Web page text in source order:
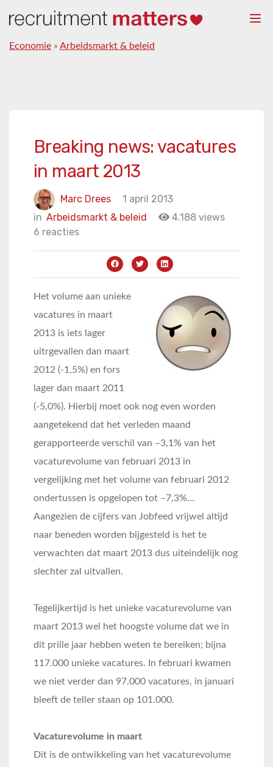
Economie » Arbeidsmarkt & beleid
Breaking news: vacatures
in maart 2013
Marc Drees
1 april 2013
in Arbeidsmarkt & beleid
4.188 views
6 reacties
Het volume aan unieke
vacatures in maart
2013 is iets lager
uitrgevallen dan maart
2012 (-1,5%) en fors
lager dan maart 2011
(-5,0%). Hierbij moet ook nog even worden
aangetekend dat het verleden maand
gerapporteerde verschil van –3,1% van het
vacaturevolume van februari 2013 in
vergelijking met het volume van februari 2012
ondertussen is opgelopen tot –7,3%…
Aangezien de cijfers van Jobfeed vrijwel altijd
naar beneden worden bijgesteld is het te
verwachten dat maart 2013 dus uiteindelijk nog
slechter zal uitvallen.
Tegelijkertijd is het unieke vacaturevolume van
maart 2013 wel het hoogste volume dat we in
dit prille jaar hebben weten te bereiken; bijna
117.000 unieke vacatures. In februari kwamen
we niet verder dan 97.000 vacatures, in januari
bleeft de teller staan op 101.000.
Vacaturevolume in maart
Dit is de ontwikkeling van het vacaturevolume